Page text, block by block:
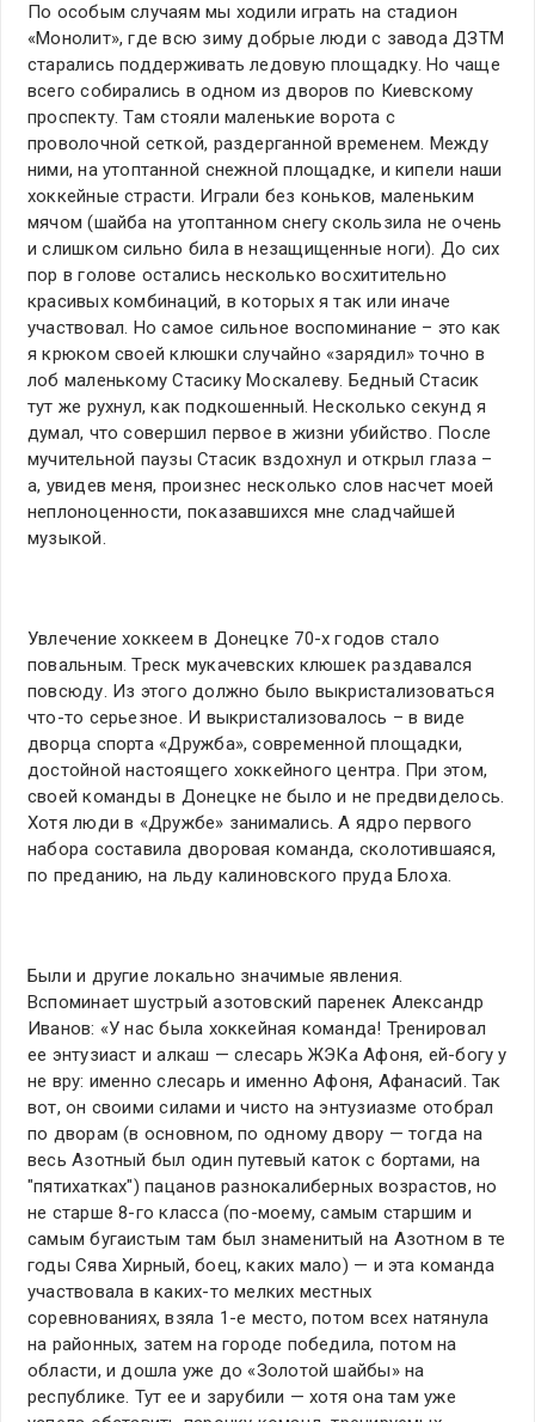
По особым случаям мы ходили играть на стадион
«Монолит», где всю зиму добрые люди с завода ДЗТМ
старались поддерживать ледовую площадку. Но чаще
всего собирались в одном из дворов по Киевскому
проспекту. Там стояли маленькие ворота с
проволочной сеткой, раздерганной временем. Между
ними, на утоптанной снежной площадке, и кипели наши
хоккейные страсти. Играли без коньков, маленьким
мячом (шайба на утоптанном снегу скользила не очень
и слишком сильно била в незащищенные ноги). До сих
пор в голове остались несколько восхитительно
красивых комбинаций, в которых я так или иначе
участвовал. Но самое сильное воспоминание – это как
я крюком своей клюшки случайно «зарядил» точно в
лоб маленькому Стасику Москалеву. Бедный Стасик
тут же рухнул, как подкошенный. Несколько секунд я
думал, что совершил первое в жизни убийство. После
мучительной паузы Стасик вздохнул и открыл глаза –
а, увидев меня, произнес несколько слов насчет моей
неплоноценности, показавшихся мне сладчайшей
музыкой.
Увлечение хоккеем в Донецке 70-х годов стало
повальным. Треск мукачевских клюшек раздавался
повсюду. Из этого должно было выкристализоваться
что-то серьезное. И выкристализовалось – в виде
дворца спорта «Дружба», современной площадки,
достойной настоящего хоккейного центра. При этом,
своей команды в Донецке не было и не предвиделось.
Хотя люди в «Дружбе» занимались. А ядро первого
набора составила дворовая команда, сколотившаяся,
по преданию, на льду калиновского пруда Блоха.
Были и другие локально значимые явления.
Вспоминает шустрый азотовский паренек Александр
Иванов: «У нас была хоккейная команда! Тренировал
ее энтузиаст и алкаш — слесарь ЖЭКа Афоня, ей-богу у
не вру: именно слесарь и именно Афоня, Афанасий. Так
вот, он своими силами и чисто на энтузиазме отобрал
по дворам (в основном, по одному двору — тогда на
весь Азотный был один путевый каток с бортами, на
"пятихатках") пацанов разнокалиберных возрастов, но
не старше 8-го класса (по-моему, самым старшим и
самым бугаистым там был знаменитый на Азотном в те
годы Сява Хирный, боец, каких мало) — и эта команда
участвовала в каких-то мелких местных
соревнованиях, взяла 1-е место, потом всех натянула
на районных, затем на городе победила, потом на
области, и дошла уже до «Золотой шайбы» на
республике. Тут ее и зарубили — хотя она там уже